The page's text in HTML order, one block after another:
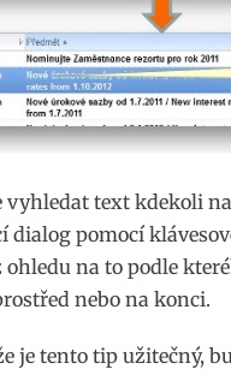
vyhledat text kdekoli
dialog pomocí
ohledu na to podle
nebo na konci.
je tento tip užitečný,